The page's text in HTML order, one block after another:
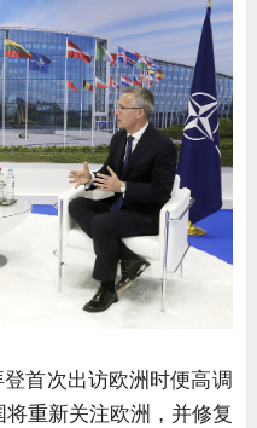
首次出访欧洲时便高调
重新关注欧洲，并修复